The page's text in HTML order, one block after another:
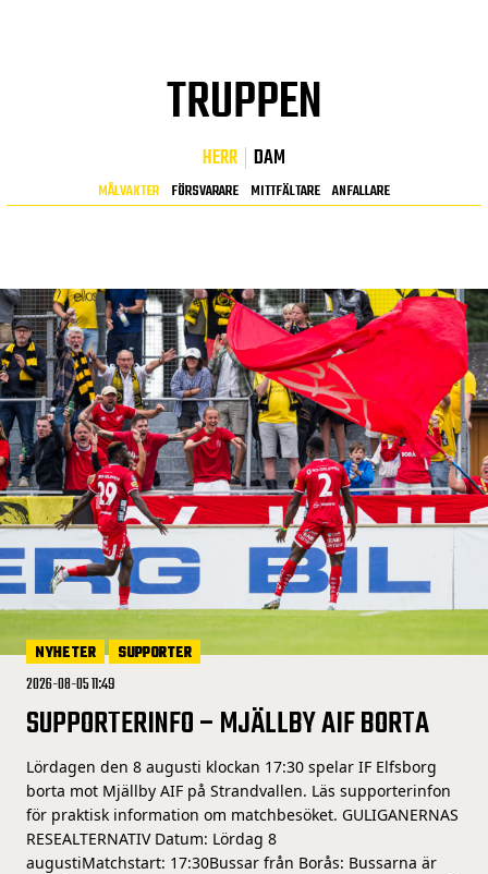
TRUPPEN
HERR DAM
MÅLVAKTER FÖRSVARARE MITTFÄLTARE ANFALLARE
NYHETER SUPPORTER
2026-08-05 11:49
SUPPORTERINFO – MJÄLLBY AIF BORTA
Lördagen den 8 augusti klockan 17:30 spelar IF Elfsborg
borta mot Mjällby AIF på Strandvallen. Läs supporterinfon
för praktisk information om matchbesöket. GULIGANERNAS
RESEALTERNATIV Datum: Lördag 8
augustiMatchstart: 17:30Bussar från Borås: Bussarna är